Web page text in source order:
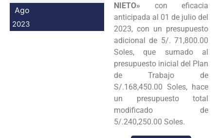
Ago
2023
NIETO» con eficacia
anticipada al 01 de julio del
2023, con un presupuesto
adicional de 5/. 71,800.00
Soles, que sumado al
presupuesto inicial del Plan
de Trabajo de
S/.168,450.00 Soles, hace
un presupuesto total
modificado de
5/.240,250.00 Soles.